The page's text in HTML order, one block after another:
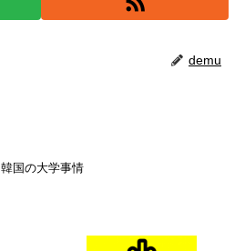
demu
韓国の大学事情